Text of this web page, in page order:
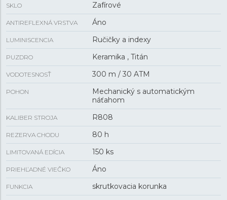
SKLO Zafírové
ANTIREFLEXNÁ VRSTVA Áno
LUMINISCENCIA Ručičky a indexy
PUZDRO Keramika , Titán
VODOTESNOSŤ 300 m / 30 ATM
POHON
Mechanický s automatickým
náťahom
KALIBER STROJA R808
REZERVA CHODU 80 h
LIMITOVANÁ EDÍCIA 150 ks
PRIEHĽADNÉ VIEČKO Áno
FUNKCIA
skrutkovacia korunka